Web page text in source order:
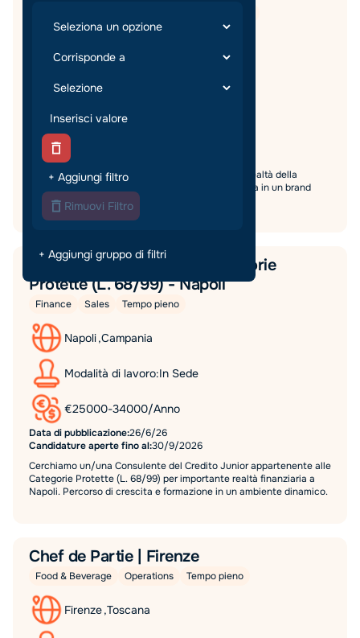
+ Aggiungi filtro
Rimuovi Filtro
+ Aggiungi gruppo di filtri
Modalità di lavoro:
€27000-30000
Data di pubblicazione:
Candidature aperte fino al:
Cerchiamo uno/a Store Manager per importante realtà della
ristorazione ad Alessandria. Opportunità di crescita in un brand
internazionale con bonus e premi di risultato.
Consulente del credito - Categorie
Protette (L. 68/99) - Napoli
Finance Sales Tempo pieno
Napoli,Campania
Modalità di lavoro:In Sede
€25000-34000/Anno
Data di pubblicazione:26/6/26
Candidature aperte fino al:30/9/2026
Cerchiamo un/una Consulente del Credito Junior appartenente alle
Categorie Protette (L. 68/99) per importante realtà finanziaria a
Napoli. Percorso di crescita e formazione in un ambiente dinamico.
Chef de Partie | Firenze
Food & Beverage Operations Tempo pieno
Firenze,Toscana